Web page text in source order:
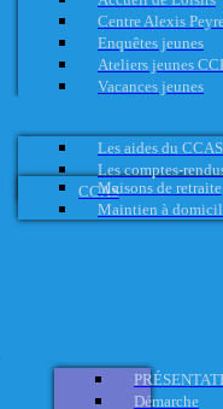
Centre Alexis
Enquêtes jeunes
Ateliers jeunes
Vacances jeunes
Les aides du CCAS
Les comptes-
CCASMaisons de retraite
Maintien à
Démarche